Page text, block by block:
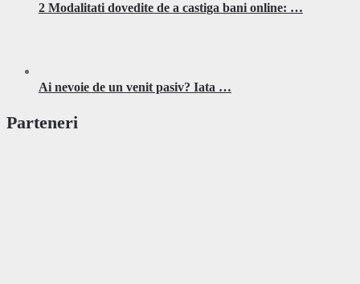
2 Modalitati dovedite de a castiga bani online: …
Ai nevoie de un venit pasiv? Iata …
Parteneri